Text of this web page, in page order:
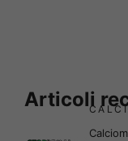
Articoli